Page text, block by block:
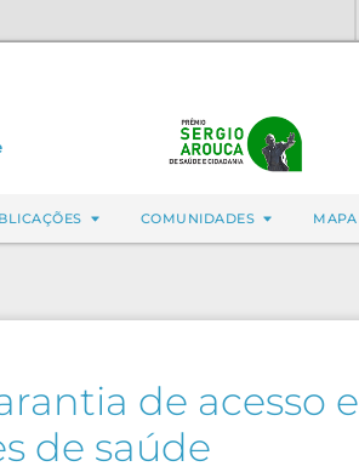
COMUNIDADES MAPA
de acesso e
de saúde